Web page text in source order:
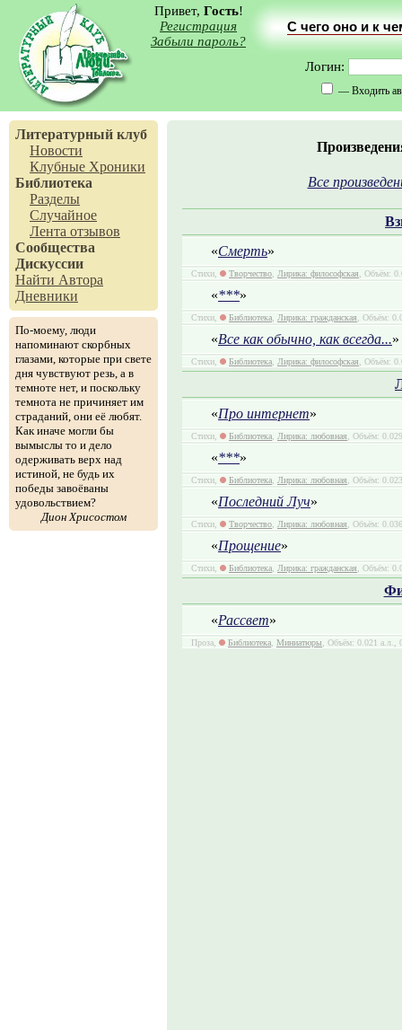
Привет, Гость!
Регистрация
Забыли пароль?
С чего оно и к
Логин:
— Входить
Литературный клуб
Новости
Клубные Хроники
Библиотека
Разделы
Случайное
Лента отзывов
Сообщества
Дискуссии
Найти Автора
Дневники
По-моему, люди
напоминают скорбных
глазами, которые при свете
дня чувствуют резь, а в
темноте нет, и поскольку
темнота не причиняет им
страданий, они её любят.
Как иначе могли бы
вымыслы то и дело
одерживать верх над
истиной, не будь их
победы завоёваны
удовольствием?
Дион Хрисостом
Все
«Смерть»
Стихи, Творчество, Лирика: философская, Объём:
«***»
Стихи, Библиотека, Лирика: гражданская, Объём:
«Все как обычно, как всегда...»
Стихи, Библиотека, Лирика: философская, Объём:
«Про интернет»
Стихи, Библиотека, Лирика: любовная, Объём:
«***»
Стихи, Библиотека, Лирика: любовная, Объём:
«Последний Луч»
Стихи, Творчество, Лирика: любовная, Объём:
«Прощение»
Стихи, Библиотека, Лирика: гражданская, Объём:
«Рассвет»
Проза, Библиотека, Миниатюры, Объём: 0.021 а.л.,